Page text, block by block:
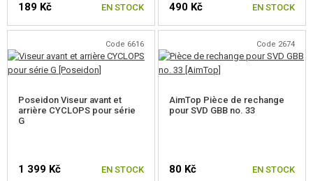
ÉQUIPEMENT, UNIFORMES...
RADIOS, CASQUES, CAMÉRAS
ACCESSOIRES POUR RÉPLIQUE
189 Kč EN STOCK 490 Kč EN STOCK
Code 6616
Poseidon Viseur avant et
arrière CYCLOPS pour série
G
1 399 Kč EN STOCK
Code 2674
AimTop Pièce de rechange
pour SVD GBB no. 33
80 Kč EN STOCK